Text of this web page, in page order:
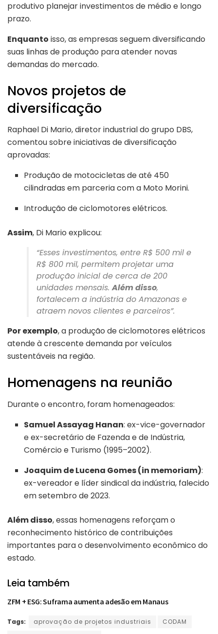
produtivo planejar investimentos de médio e longo
prazo.
Enquanto isso, as empresas seguem diversificando
suas linhas de produção para atender novas
demandas do mercado.
Novos projetos de
diversificação
Raphael Di Mario, diretor industrial do grupo DBS,
comentou sobre iniciativas de diversificação
aprovadas:
Produção de motocicletas de até 450
cilindradas em parceria com a Moto Morini.
Introdução de ciclomotores elétricos.
Assim, Di Mario explicou:
“Esses investimentos, entre R$ 500 mil e
R$ 800 mil, permitem projetar uma
produção inicial de cerca de 200
unidades mensais.Além disso,
fortalecem a indústria do Amazonas e
atraem novos clientes e parceiros”.
Por exemplo, a produção de ciclomotores elétricos
atende à crescente demanda por veículos
sustentáveis na região.
Homenagens na reunião
Durante o encontro, foram homenageados:
Samuel Assayag Hanan: ex-vice-governador
e ex-secretário de Fazenda e de Indústria,
Comércio e Turismo (1995–2002).
Joaquim de Lucena Gomes (in memoriam):
ex-vereador e líder sindical da indústria, falecido
em setembro de 2023.
Além disso, essas homenagens reforçam o
reconhecimento histórico de contribuições
importantes para o desenvolvimento econômico do
estado.
Leia também
ZFM + ESG: Suframa aumenta adesão em Manaus
Tags: aprovação de projetos industriais
CODAM